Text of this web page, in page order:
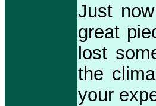
Just
great
lost
the
your